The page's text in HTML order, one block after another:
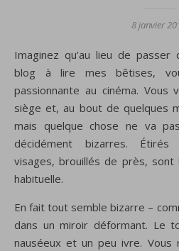
8 janvier
Imaginez qu’au lieu de passer quelques minutes sur ce
blog à lire mes bêtises,
passionnante au cinéma. Vous
siège et, au bout de quelques
mais quelque chose ne va
décidément bizarres. Étirés
visages, brouillés de près,
habituelle.
En fait tout semble bizarre –
dans un miroir déformant. Le
nauséeux et un peu ivre. Vous